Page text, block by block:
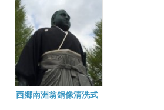
西郷南洲翁銅像清洗式